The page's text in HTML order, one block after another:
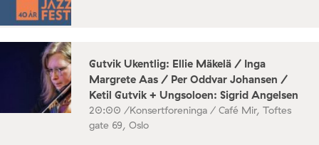
Gutvik Ukentlig: Ellie Mäkelä / Inga
Margrete Aas / Per Oddvar Johansen /
Ketil Gutvik + Ungsoloen: Sigrid Angelsen
20:00 /Konsertforeninga / Café Mir, Toftes
gate 69, Oslo